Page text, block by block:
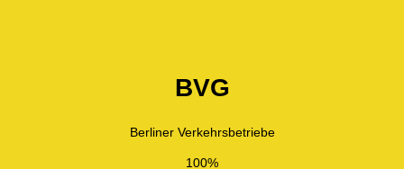
BVG
Berliner Verkehrsbetriebe
100%